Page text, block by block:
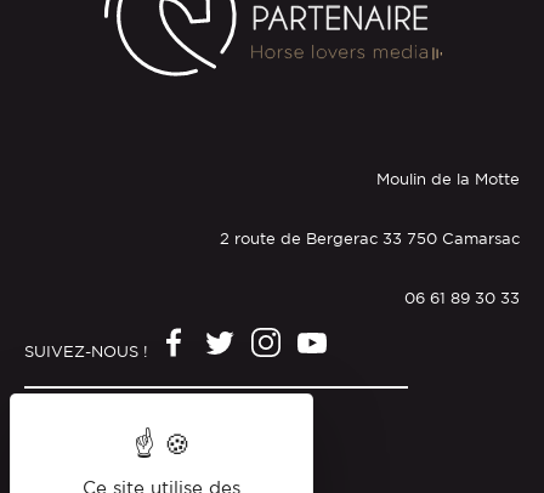
Moulin de la Motte
2 route de Bergerac 33 750 Camarsac
06 61 89 30 33
SUIVEZ-NOUS !
Politique de confidentialité
Ce site utilise des